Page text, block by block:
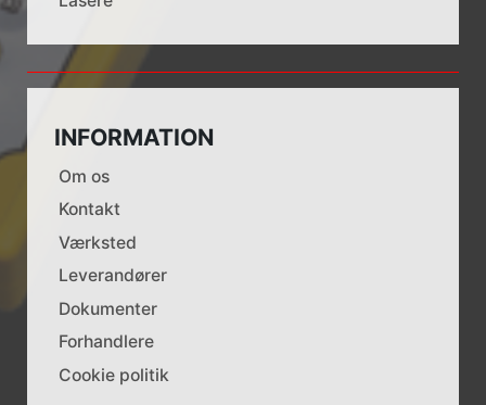
INFORMATION
Om os
Kontakt
Værksted
Leverandører
Dokumenter
Forhandlere
Cookie politik